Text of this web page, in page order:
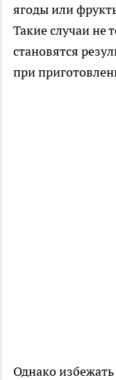
ягоды или
Такие случаи не
становятся
при
Однако